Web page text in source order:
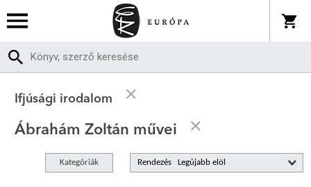
Ifjúsági irodalom
Ábrahám Zoltán művei
Kategóriák Rendezés